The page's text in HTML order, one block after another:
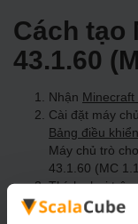
Cách tạo
43.1.60
Nhận Minecraft
Cài đặt máy
Bảng điều khiển
Máy chủ trò
43.1.60 (MC
Thích chơi trên